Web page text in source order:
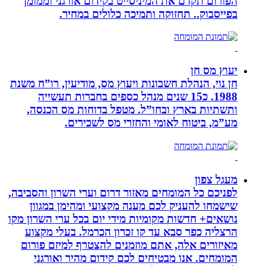
בפייסבוק.. תחזוקה ותמיכה כלולים במחיר.
יעוץ מס חן
חן נוי, הנהלת חשבונות ויעוץ מס, מודיעין, רו”ח משנת
1988. כ15 שנים מנהל כספים בחברות תעשייה
ותשתיות בארץ ובחו”ל. מטפל בדוחות מס הכנסה,
מע”מ, ביטוח לאומי והחזרי מס לשכירים.
מעגל צפון
לפניכם כל המומחים מאזור דרום וערי השרון והסביבה,
שישמחו להעניק לכם מענה מקצועי ומהימן במגוון
נושאים+ חדשות מקומיות מידי יום בכל ערי השרון מקו
הרצליה כפר סבא עד קו זכרון הכרמל. בעלי מקצוע
מאיזורים אלה, אתם מוזמנים להצטרף למיזם פורום
המומחים. אנו מבטיחים לכם קידום מהיר ואורגני